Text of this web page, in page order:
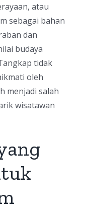
atau
sebagai bahan
dan
budaya
tidak
oleh
menjadi salah
wisatawan